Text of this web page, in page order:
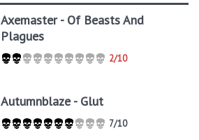
Axemaster - Of Beasts And
Plagues
2/10
Autumnblaze - Glut
7/10